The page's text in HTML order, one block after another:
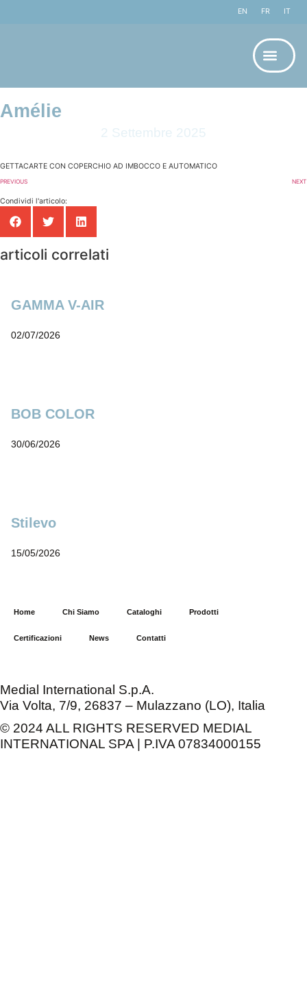
EN FR IT
Amélie
2 Settembre 2025
GETTACARTE CON COPERCHIO AD IMBOCCO E AUTOMATICO
PREVIOUS NEXT
Condividi l'articolo:
articoli correlati
GAMMA V-AIR
02/07/2026
BOB COLOR
30/06/2026
Stilevo
15/05/2026
Home Chi Siamo Cataloghi Prodotti
Certificazioni News Contatti
Medial International S.p.A.
Via Volta, 7/9, 26837 – Mulazzano (LO), Italia
© 2024 ALL RIGHTS RESERVED MEDIAL
INTERNATIONAL SPA | P.IVA 07834000155